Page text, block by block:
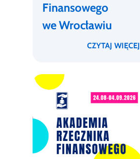
Finansowego
we Wrocławiu
CZYTAJ WIĘCEJ